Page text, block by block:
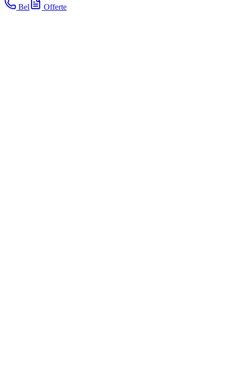
Bel
Offerte